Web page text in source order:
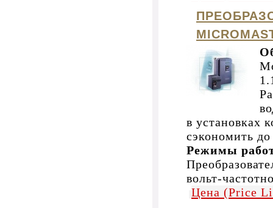
в установках
сэкономить
Режимы
вольт-
Цена (Price